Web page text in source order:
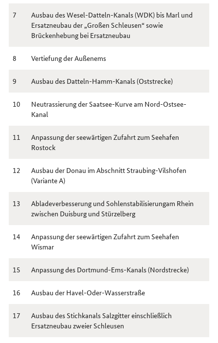
7
Ausbau des Wesel-Datteln-Kanals (WDK) bis Marl und
Ersatzneubau der „Großen Schleusen“ sowie
Brückenhebung bei Ersatzneubau
8 Vertiefung der Außenems
9 Ausbau des Datteln-Hamm-Kanals (Oststrecke)
10
Neutrassierung der Saatsee-Kurve am Nord-Ostsee-
Kanal
11
Anpassung der seewärtigen Zufahrt zum Seehafen
Rostock
12
Ausbau der Donau im Abschnitt Straubing-Vilshofen
(Variante A)
13
Abladeverbesserung und Sohlenstabilisierungam Rhein
zwischen Duisburg und Stürzelberg
14
Anpassung der seewärtigen Zufahrt zum Seehafen
Wismar
15 Anpassung des Dortmund-Ems-Kanals (Nordstrecke)
16 Ausbau der Havel-Oder-Wasserstraße
17
Ausbau des Stichkanals Salzgitter einschließlich
Ersatzneubau zweier Schleusen